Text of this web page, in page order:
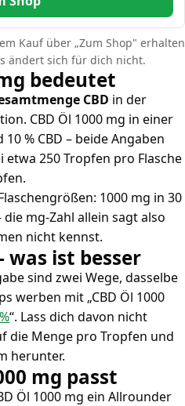
Kauf über „Zum Shop" erhalten
ändert sich für dich nicht.
bedeutet
CBD in der
CBD Öl 1000 mg in einer
% CBD – beide Angaben
etwa 250 Tropfen pro Flasche
1000 mg in 30
mg-Zahl allein sagt also
nicht kennst.
was ist besser
sind zwei Wege, dasselbe
werben mit „CBD Öl 1000
“. Lass dich davon nicht
die Menge pro Tropfen und
herunter.
mg passt
Öl 1000 mg ein Allrounder